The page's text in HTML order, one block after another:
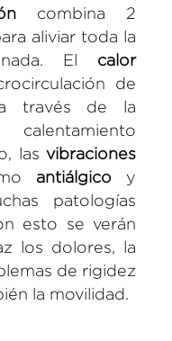
combina 2
aliviar toda la
El calor
de
través de la
las vibraciones
antiálgico y
patologías
esto se verán
los dolores, la
de rigidez
la movilidad.